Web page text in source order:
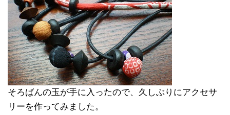
そろばんの玉が手に入ったので、久しぶりにアクセサ
リーを作ってみました。